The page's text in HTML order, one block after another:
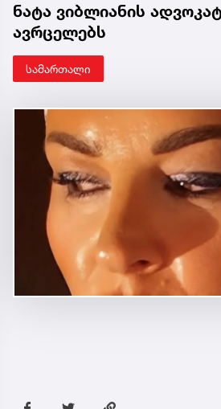
ნატა ვიბლიანის
ავრცელებს
სამართალი